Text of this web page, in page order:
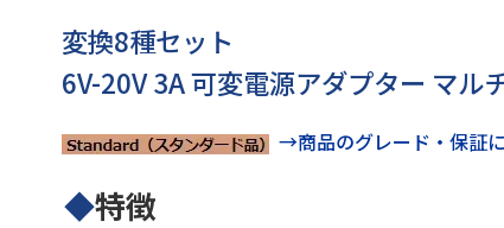
変換8種セット
6V-20V 3A 可変電源アダプター マル
→商品のグレード・保証
◆特徴